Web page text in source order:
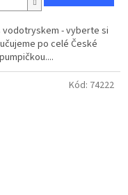
vodotryskem - vyberte si
po celé České
Kód: 74222